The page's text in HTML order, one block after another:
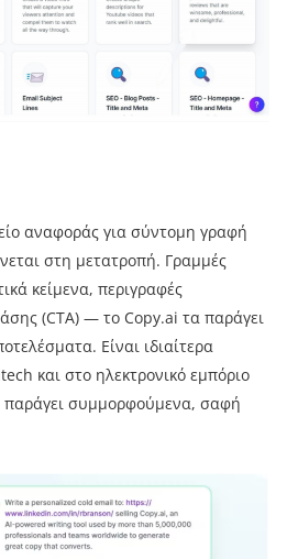
αναφοράς για σύντομη γραφή
στη μετατροπή. Γραμμές
κείμενα, περιγραφές
(CTA) — το Copy.ai τα παράγει
Είναι ιδιαίτερα
και στο ηλεκτρονικό εμπόριο
παράγει συμμορφούμενα, σαφή